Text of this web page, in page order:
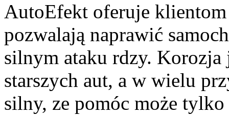
AutoEfekt oferuje
pozwalają naprawić
silnym ataku rdzy.
starszych aut, a w wielu
silny, ze pomóc może tylko